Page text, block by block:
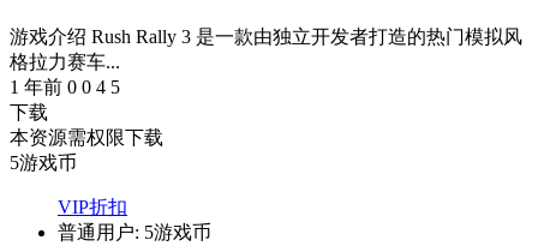
游戏介绍 Rush Rally 3 是一款由独立开发者打造的热门模拟风
格拉力赛车...
1 年前 0 0 4 5
下载
本资源需权限下载
5游戏币
VIP折扣
普通用户: 5游戏币